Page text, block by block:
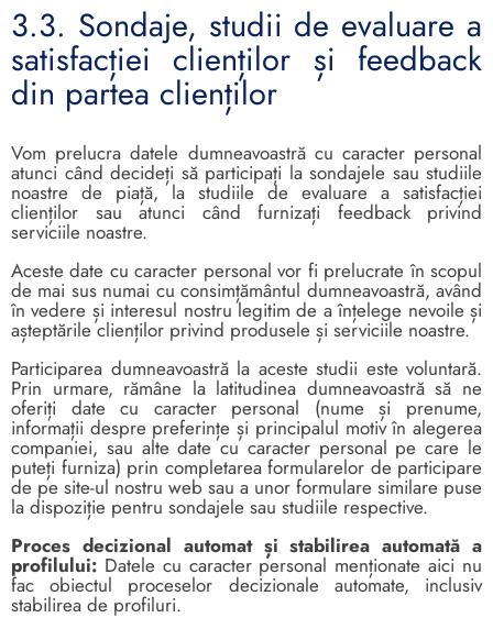
3.3. Sondaje, studii de evaluare a
satisfacției clienților și feedback
din partea clienților
Vom prelucra datele dumneavoastră cu caracter personal
atunci când decideți să participați la sondajele sau studiile
noastre de piață, la studiile de evaluare a satisfacției
clienților sau atunci când furnizați feedback privind
serviciile noastre.
Aceste date cu caracter personal vor fi prelucrate în scopul
de mai sus numai cu consimțământul dumneavoastră, având
în vedere și interesul nostru legitim de a înțelege nevoile și
așteptările clienților privind produsele și serviciile noastre.
Participarea dumneavoastră la aceste studii este voluntară.
Prin urmare, rămâne la latitudinea dumneavoastră să ne
oferiți date cu caracter personal (nume și prenume,
informații despre preferințe și principalul motiv în alegerea
companiei, sau alte date cu caracter personal pe care le
puteți furniza) prin completarea formularelor de participare
de pe site-ul nostru web sau a unor formulare similare puse
la dispoziție pentru sondajele sau studiile respective.
Proces decizional automat și stabilirea automată a
profilului: Datele cu caracter personal menționate aici nu
fac obiectul proceselor decizionale automate, inclusiv
stabilirea de profiluri.